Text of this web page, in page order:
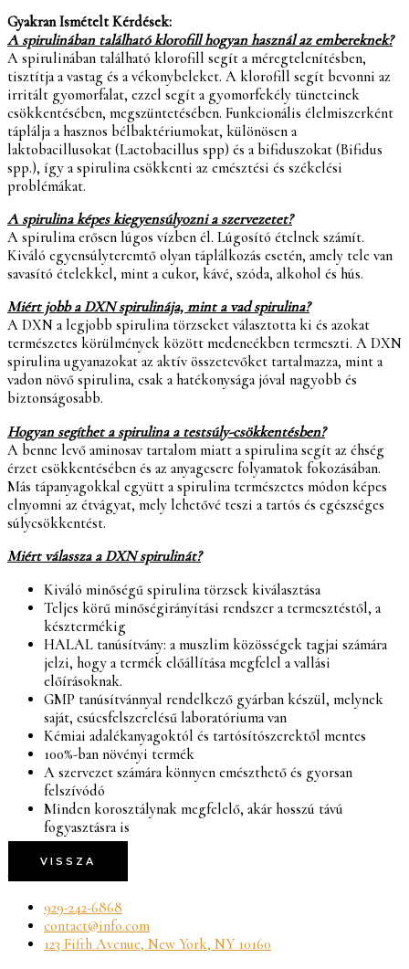
Gyakran Ismételt Kérdések:
A spirulinában található klorofill hogyan használ az embereknek?
A spirulinában található klorofill segít a méregtelenítésben,
tisztítja a vastag és a vékonybeleket. A klorofill segít bevonni az
irritált gyomorfalat, ezzel segít a gyomorfekély tüneteinek
csökkentésében, megszüntetésében. Funkcionális élelmiszerként
táplálja a hasznos bélbaktériumokat, különösen a
laktobacillusokat (Lactobacillus spp) és a bifiduszokat (Bifidus
spp.), így a spirulina csökkenti az emésztési és székelési
problémákat.
A spirulina képes kiegyensúlyoznia szervezetet?
A spirulina erősen lúgos vízben él. Lúgosító ételnek számít.
Kiváló egyensúlyteremtő olyan táplálkozás esetén, amely tele van
savasító ételekkel, mint a cukor, kávé, szóda, alkohol és hús.
Miért jobb a DXN spirulinája, mint a vad spirulina?
A DXN a legjobb spirulina törzseket választotta ki és azokat
természetes körülmények között medencékben termeszti. A DXN
spirulina ugyanazokat az aktív összetevőket tartalmazza, mint a
vadon növő spirulina, csak a hatékonysága jóval nagyobb és
biztonságosabb.
Hogyan segíthet a spirulina a testsúly-csökkentésben?
A benne levő aminosav tartalom miatt a spirulina segít az éhség
érzet csökkentésében és az anyagcsere folyamatok fokozásában.
Más tápanyagokkal együtt a spirulina természetes módon képes
elnyomni az étvágyat, mely lehetővé teszi a tartós és egészséges
súlycsökkentést.
Miért válassza a DXN spirulinát?
Kiváló minőségű spirulina törzsek kiválasztása
Teljes körű minőségirányítási rendszer a termesztéstől, a
késztermékig
HALAL tanúsítvány: a muszlim közösségek tagjai számára
jelzi, hogy a termék előállítása megfelel a vallási
előírásoknak.
GMP tanúsítvánnyal rendelkező gyárban készül, melynek
saját, csúcsfelszerelésű laboratóriuma van
Kémiai adalékanyagoktól és tartósítószerektől mentes
100%-ban növényi termék
A szervezet számára könnyen emészthető és gyorsan
felszívódó
Minden korosztálynak megfelelő, akár hosszú távú
fogyasztásra is
VISSZA
CONTACT DETAILS
929-242-6868
contact@info.com
123 Fifth Avenue, New York, NY 10160